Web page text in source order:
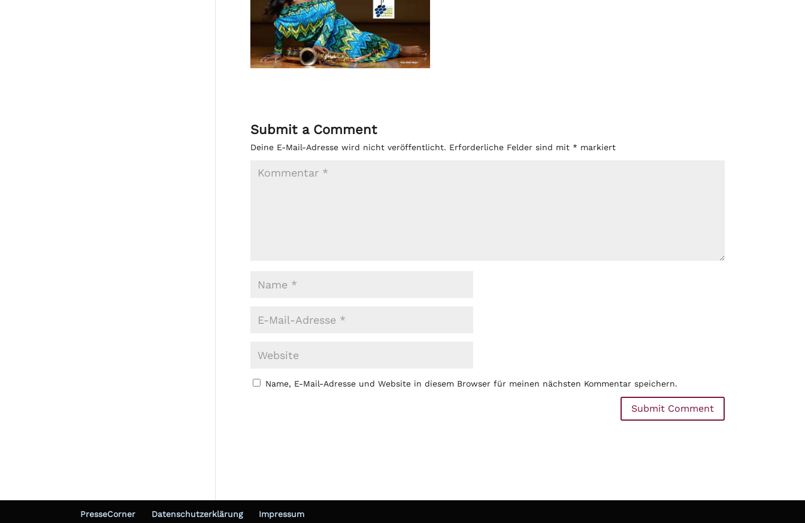
Submit a Comment
Deine E-Mail-Adresse wird nicht veröffentlicht. Erforderliche Felder sind mit *markiert
Name, E-Mail-Adresse und Website in diesem Browser für meinen nächsten Kommentar speichern.
PresseCorner Datenschutzerklärung Impressum